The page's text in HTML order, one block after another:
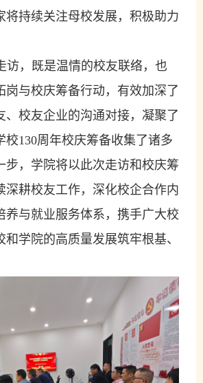
将持续关注母校发展，积极助力
访，既是温情的校友联络，也
岗与校庆筹备行动，有效加深了
、校友企业的沟通对接，凝聚了
校130周年校庆筹备收集了诸多
步，学院将以此次走访和校庆筹
深耕校友工作，深化校企合作内
养与就业服务体系，携手广大校
和学院的高质量发展筑牢根基、